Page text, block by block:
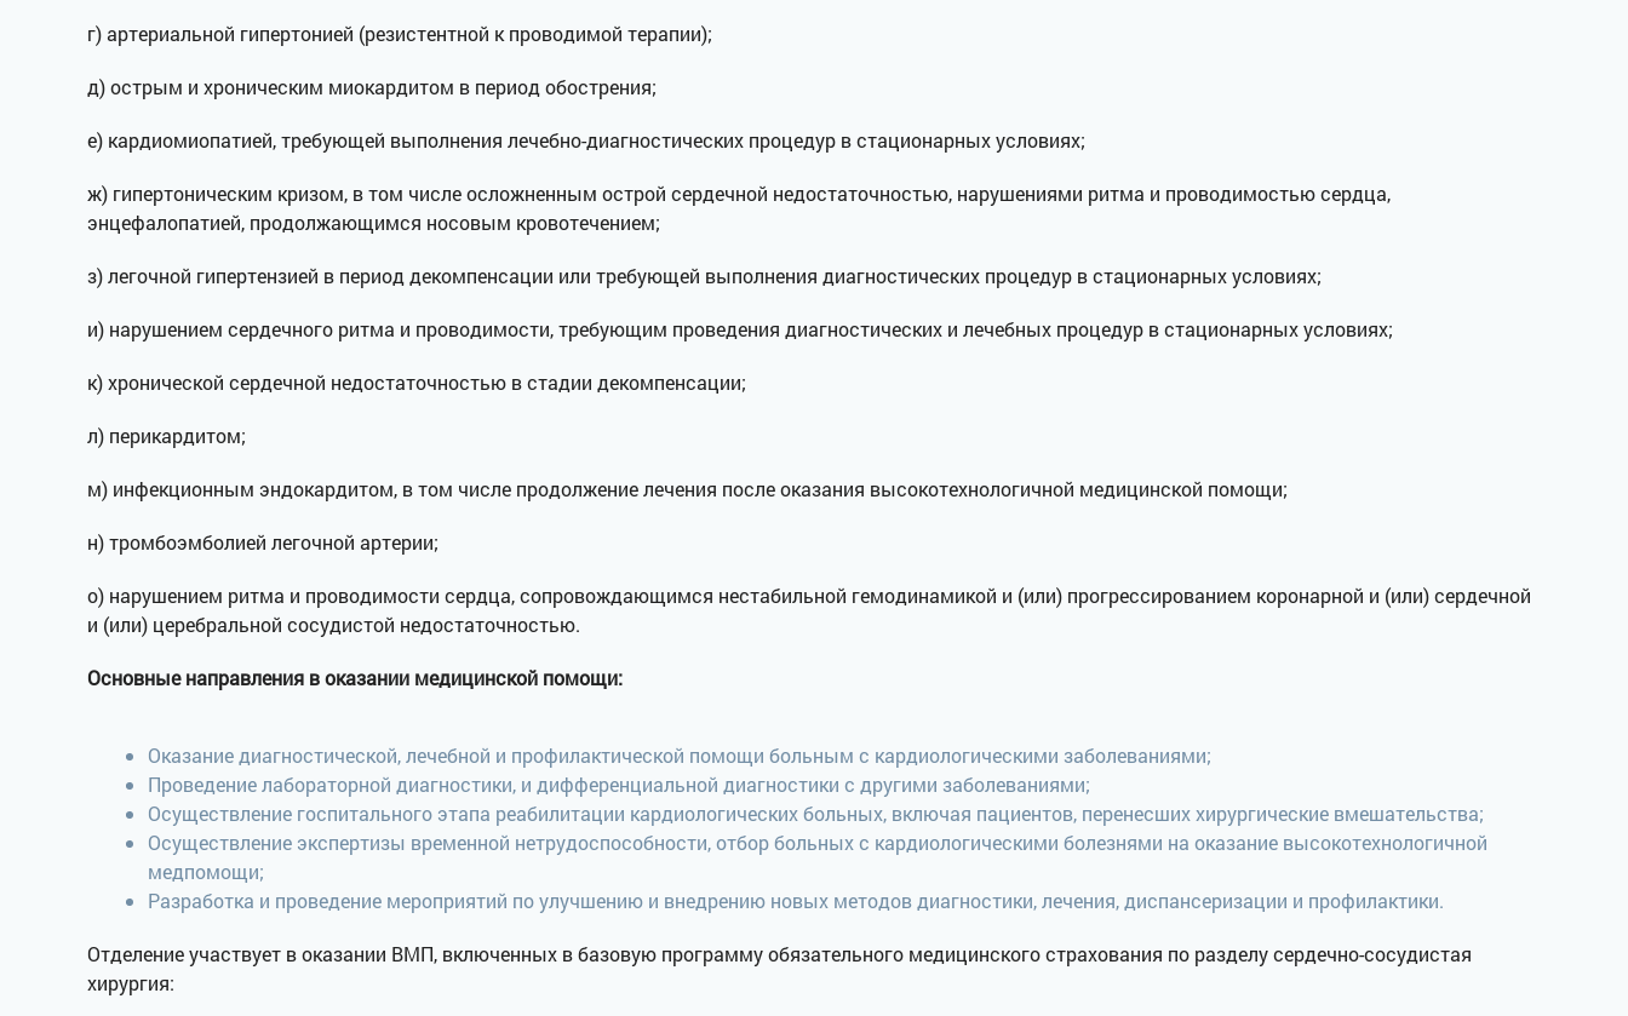
г) артериальной гипертонией (резистентной к проводимой терапии);
д) острым и хроническим миокардитом в период обострения;
е) кардиомиопатией, требующей выполнения лечебно-диагностических процедур в стационарных условиях;
ж) гипертоническим кризом, в том числе осложненным острой сердечной недостаточностью, нарушениями ритма и проводимостью сердца,
энцефалопатией, продолжающимся носовым кровотечением;
з) легочной гипертензией в период декомпенсации или требующей выполнения диагностических процедур в стационарных условиях;
и) нарушением сердечного ритма и проводимости, требующим проведения диагностических и лечебных процедур в стационарных условиях;
к) хронической сердечной недостаточностью в стадии декомпенсации;
л) перикардитом;
м) инфекционным эндокардитом, в том числе продолжение лечения после оказания высокотехнологичной медицинской помощи;
н) тромбоэмболией легочной артерии;
о) нарушением ритма и проводимости сердца, сопровождающимся нестабильной гемодинамикой и (или) прогрессированием коронарной и (или) сердечной
и (или) церебральной сосудистой недостаточностью.
Основные направления в оказании медицинской помощи:
Оказание диагностической, лечебной и профилактической помощи больным с кардиологическими заболеваниями;
Проведение лабораторной диагностики, и дифференциальной диагностики с другими заболеваниями;
Осуществление госпитального этапа реабилитации кардиологических больных, включая пациентов, перенесших хирургические вмешательства;
Осуществление экспертизы временной нетрудоспособности, отбор больных с кардиологическими болезнями на оказание высокотехнологичной
медпомощи;
Разработка и проведение мероприятий по улучшению и внедрению новых методов диагностики, лечения, диспансеризации и профилактики.
Отделение участвует в оказании ВМП, включенных в базовую программу обязательного медицинского страхования по разделу сердечно-сосудистая
хирургия: